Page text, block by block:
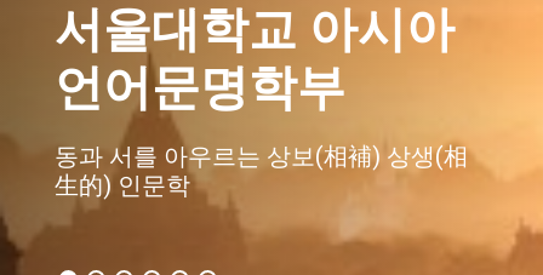
서울대학교 아시아
언어문명학부
동과 서를 아우르는 상보(相補) 상생(相
生的) 인문학